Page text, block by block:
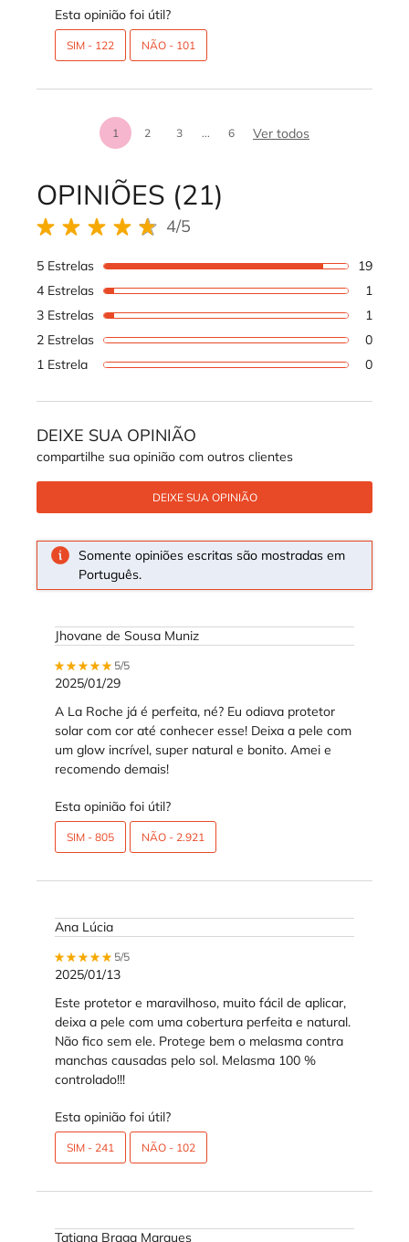
Esta opinião foi útil?
SIM - 122 NÃO - 101
Page 1 of 6. Current page
1 2 3 ... 6 Ver todos
REVIEWS DOS PRODUTOS
OPINIÕES (21)
4 out of 5 stars. 4/5
5 Estrelas 19
4 Estrelas
1
3 Estrelas
1
2 Estrelas
0
1 Estrela
0
DEIXE SUA OPINIÃO
compartilhe sua opinião com outros clientes
DEIXE SUA OPINIÃO
Somente opiniões escritas são mostradas em
Português.
Jhovane de Sousa Muniz
5 out of 5 stars.
5/5
2025/01/29
A La Roche já é perfeita, né? Eu odiava protetor
solar com cor até conhecer esse! Deixa a pele com
um glow incrível, super natural e bonito. Amei e
recomendo demais!
Esta opinião foi útil?
SIM - 805 NÃO - 2.921
Ana Lúcia
5 out of 5 stars.
5/5
2025/01/13
Este protetor e maravilhoso, muito fácil de aplicar,
deixa a pele com uma cobertura perfeita e natural.
Não fico sem ele. Protege bem o melasma contra
manchas causadas pelo sol. Melasma 100 %
controlado!!!
Esta opinião foi útil?
SIM - 241 NÃO - 102
Tatiana Braga Marques